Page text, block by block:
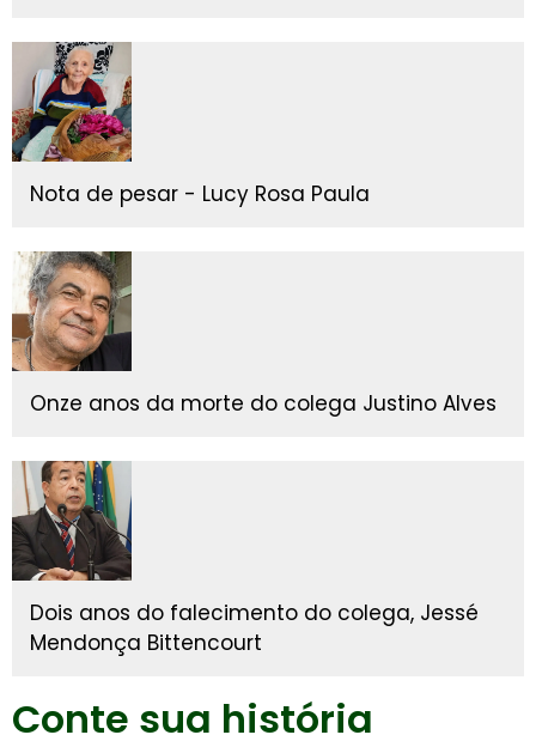
Nota de pesar - Lucy Rosa Paula
Onze anos da morte do colega Justino Alves
Dois anos do falecimento do colega, Jessé
Mendonça Bittencourt
Conte sua história